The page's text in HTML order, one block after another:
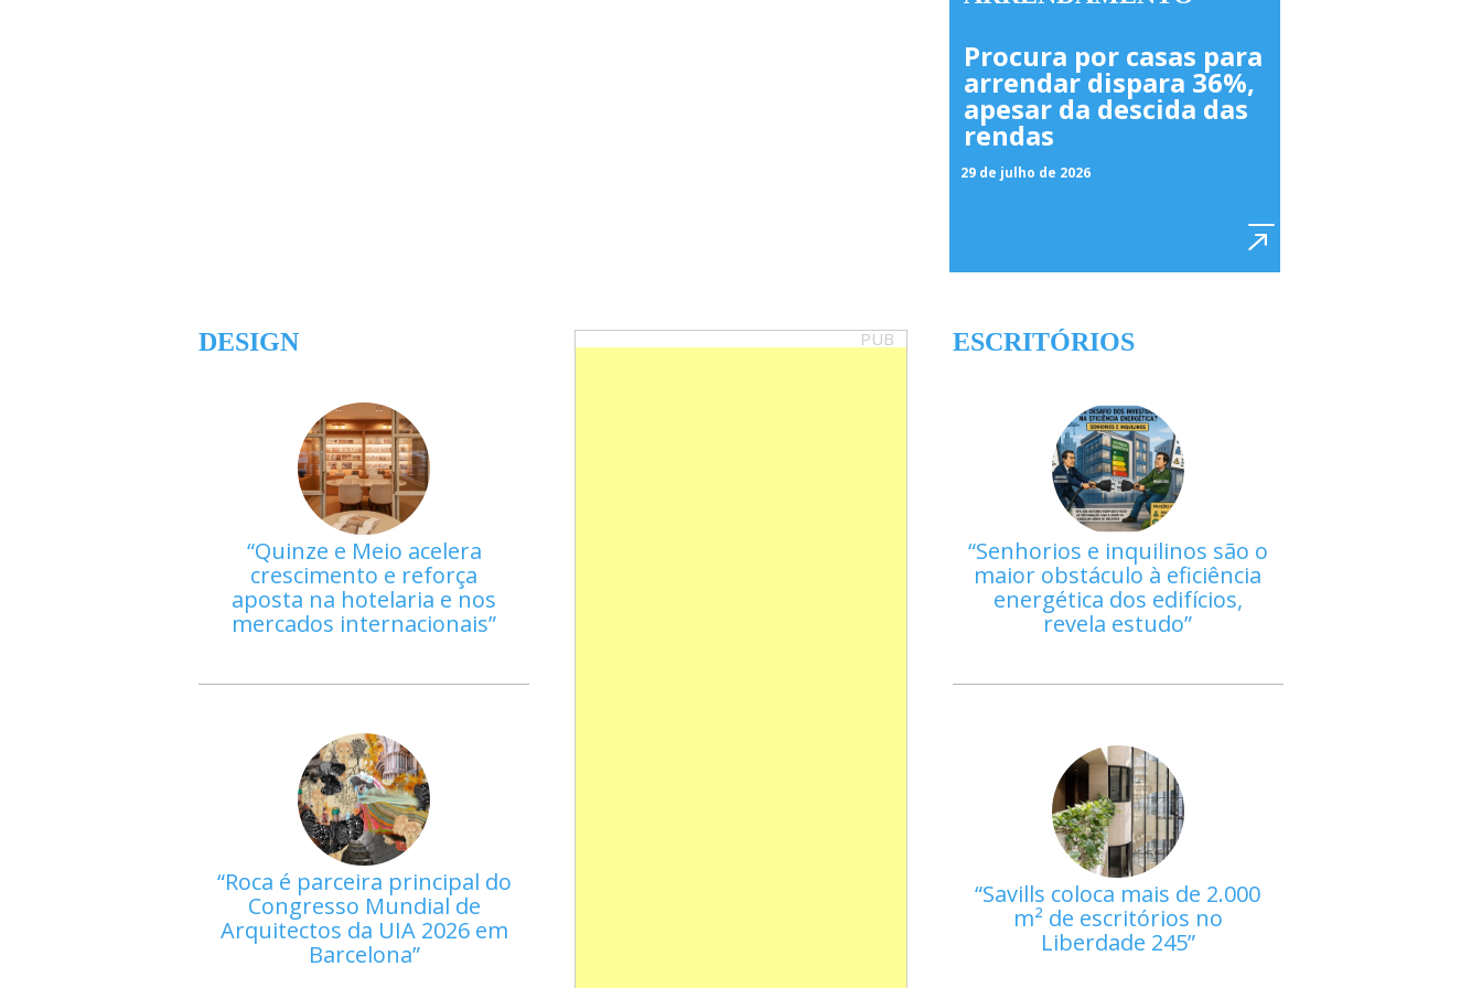
Procura por casas para
arrendar dispara 36%,
apesar da descida das
rendas
29 de julho de 2026
DESIGN
Quinze e Meio acelera
crescimento e reforça
aposta na hotelaria e nos
mercados internacionais
Roca é parceira principal do
Congresso Mundial de
Arquitectos da UIA 2026 em
Barcelona
PUB ESCRITÓRIOS
Senhorios e inquilinos são o
maior obstáculo à eficiência
energética dos edifícios,
revela estudo
Savills coloca mais de 2.000
m² de escritórios no
Liberdade 245